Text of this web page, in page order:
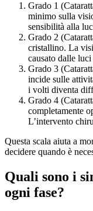
Grado 1
minimo sulla
sensibilità alla
Grado 2
cristallino. La
causato dalle
Grado 3
incide sulle
i volti diventa
Grado 4
completamente
L’intervento
Questa scala aiuta a
decidere quando è
Quali sono i
ogni fase?